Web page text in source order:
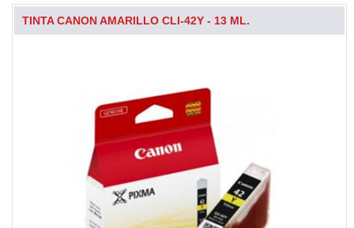
TINTA CANON AMARILLO CLI-42Y - 13 ML.